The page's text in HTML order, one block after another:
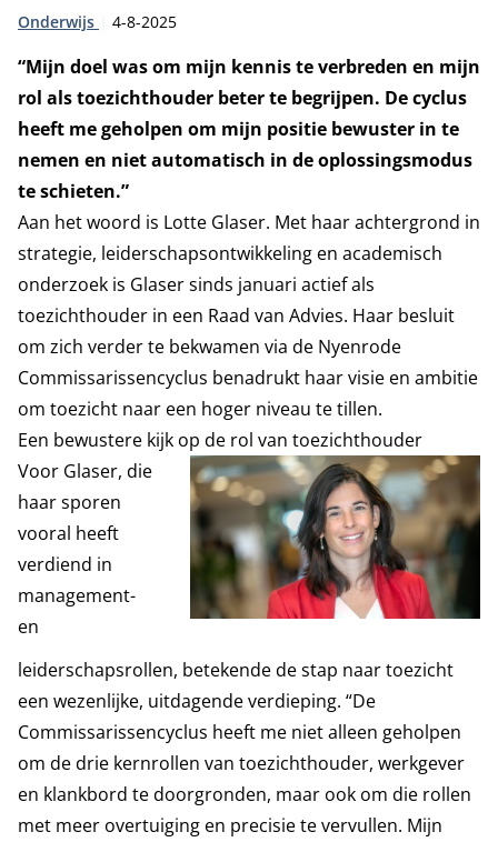
Type:
Onderwijs Publicatiedatum:
4-8-2025
“Mijn doel was om mijn kennis te verbreden en mijn
rol als toezichthouder beter te begrijpen. De cyclus
heeft me geholpen om mijn positie bewuster in te
nemen en niet automatisch in de oplossingsmodus
te schieten.”
Aan het woord is Lotte Glaser. Met haar achtergrond in
strategie, leiderschapsontwikkeling en academisch
onderzoek is Glaser sinds januari actief als
toezichthouder in een Raad van Advies. Haar besluit
om zich verder te bekwamen via de Nyenrode
Commissarissencyclus benadrukt haar visie en ambitie
om toezicht naar een hoger niveau te tillen.
Een bewustere kijk op de rol van toezichthouder
Voor Glaser, die
haar sporen
vooral heeft
verdiend in
management-
en
leiderschapsrollen, betekende de stap naar toezicht
een wezenlijke, uitdagende verdieping. “De
Commissarissencyclus heeft me niet alleen geholpen
om de drie kernrollen van toezichthouder, werkgever
en klankbord te doorgronden, maar ook om die rollen
met meer overtuiging en precisie te vervullen. Mijn